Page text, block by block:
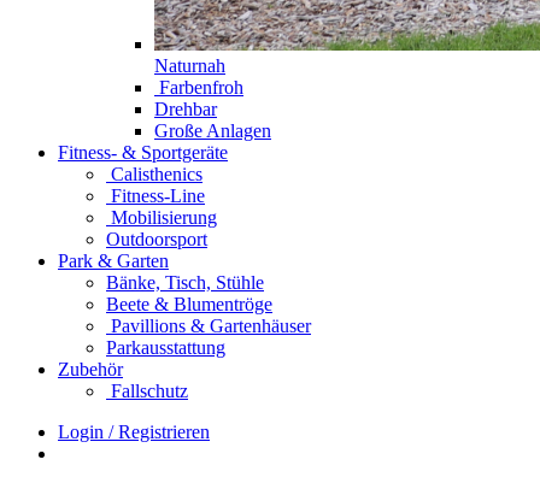
Naturnah
Farbenfroh
Drehbar
Große Anlagen
Fitness- & Sportgeräte
Calisthenics
Fitness-Line
Mobilisierung
Outdoorsport
Park & Garten
Bänke, Tisch, Stühle
Beete & Blumentröge
Pavillions & Gartenhäuser
Parkausstattung
Zubehör
Fallschutz
Login / Registrieren